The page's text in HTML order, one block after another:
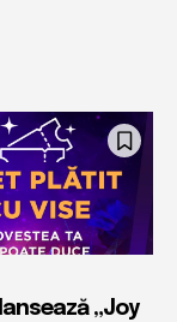
lansează „Joy